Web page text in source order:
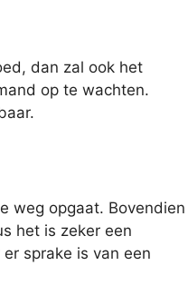
dan zal ook het
op te wachten.
weg opgaat. Bovendien
het is zeker een
sprake is van een